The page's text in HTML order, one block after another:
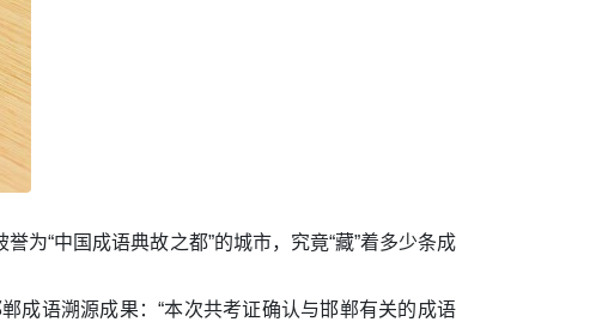
“中国成语典故之都”的城市，究竟“藏”着多少条成
成语溯源成果：“本次共考证确认与邯郸有关的成语